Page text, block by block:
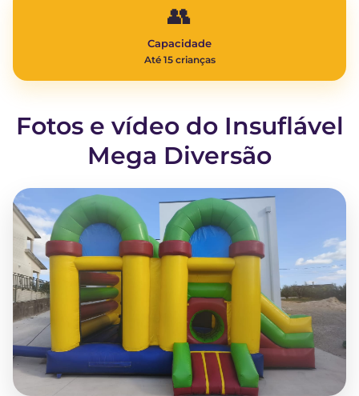
👥
Capacidade
Até 15 crianças
Fotos e vídeo do Insuflável
Mega Diversão